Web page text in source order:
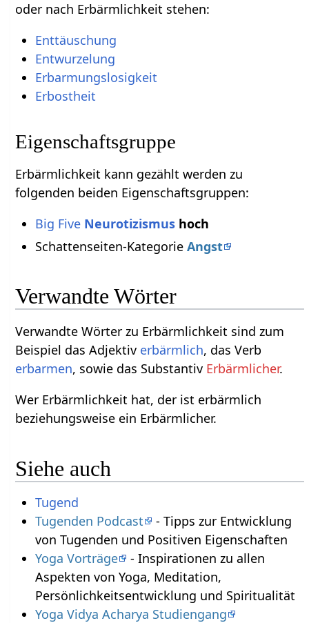
oder nach Erbärmlichkeit stehen:
Enttäuschung
Entwurzelung
Erbarmungslosigkeit
Erbostheit
Eigenschaftsgruppe
Erbärmlichkeit kann gezählt werden zu
folgenden beiden Eigenschaftsgruppen:
Big Five Neurotizismushoch
Schattenseiten-Kategorie Angst
Verwandte Wörter
Verwandte Wörter zu Erbärmlichkeit sind zum
Beispiel das Adjektiv erbärmlich, das Verb
erbarmen, sowie das Substantiv Erbärmlicher.
Wer Erbärmlichkeit hat, der ist erbärmlich
beziehungsweise ein Erbärmlicher.
Siehe auch
Tugend
Tugenden Podcast
- Tipps zur Entwicklung
von Tugenden und Positiven Eigenschaften
Yoga Vorträge
- Inspirationen zu allen
Aspekten von Yoga, Meditation,
Persönlichkeitsentwicklung und Spiritualität
Yoga Vidya Acharya Studiengang